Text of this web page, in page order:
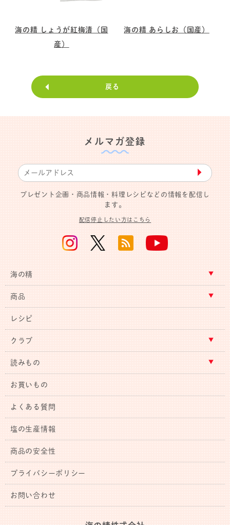
海の精 しょうが紅梅漬（国
産）
海の精 あらしお（国産）
戻る
メルマガ登録
▶︎
プレゼント企画・商品情報・料理レシピなどの情報を配信し
ます。
配信停止したい方はこちら
海の精
商品
レシピ
クラブ
読みもの
お買いもの
よくある質問
塩の生産情報
商品の安全性
プライバシーポリシー
お問い合わせ